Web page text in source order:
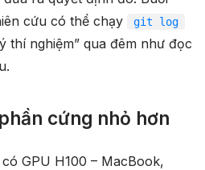
cứu có thể chạy
git log
thí nghiệm” qua đêm như đọc
cứng nhỏ hơn
GPU H100 – MacBook,